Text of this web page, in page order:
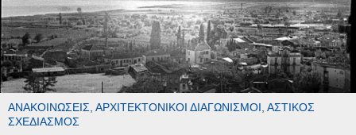
ΑΝΑΚΟΙΝΏΣΕΙΣ, ΑΡΧΙΤΕΚΤΟΝΙΚΟΊ ΔΙΑΓΩΝΙΣΜΟΊ, ΑΣΤΙΚΌΣ
ΣΧΕΔΙΑΣΜΌΣ